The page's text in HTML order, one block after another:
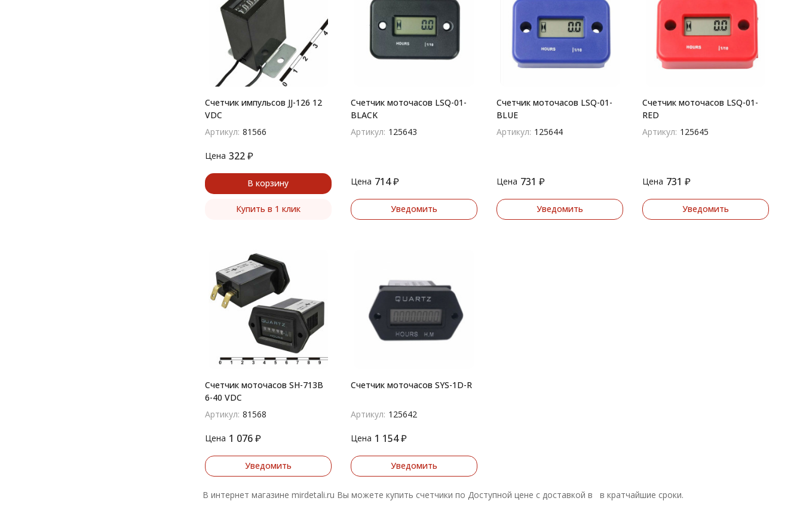
Счетчик импульсов JJ-126 12
VDC
Артикул: 81566
Цена 322 ₽
В корзину
Купить в 1 клик
Счетчик моточасов LSQ-01-
BLACK
Артикул: 125643
Цена 714 ₽
Уведомить
Счетчик моточасов LSQ-01-
BLUE
Артикул: 125644
Цена 731 ₽
Уведомить
Счетчик моточасов LSQ-01-
RED
Артикул: 125645
Цена 731 ₽
Уведомить
Счетчик моточасов SH-713B
6-40 VDC
Артикул: 81568
Цена 1 076 ₽
Уведомить
Счетчик моточасов SYS-1D-R
Артикул: 125642
Цена 1 154 ₽
Уведомить
В интернет магазине mirdetali.ru Вы можете купить счетчики по Доступной цене с доставкой в в кратчайшие сроки.